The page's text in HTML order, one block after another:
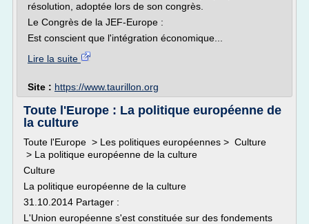
résolution, adoptée lors de son congrès.
Le Congrès de la JEF-Europe :
Est conscient que l'intégration économique...
Lire la suite
Site : https://www.taurillon.org
Toute l'Europe : La politique européenne de
la culture
Toute l'Europe > Les politiques européennes > Culture
> La politique européenne de la culture
Culture
La politique européenne de la culture
31.10.2014 Partager :
L'Union européenne s'est constituée sur des fondements